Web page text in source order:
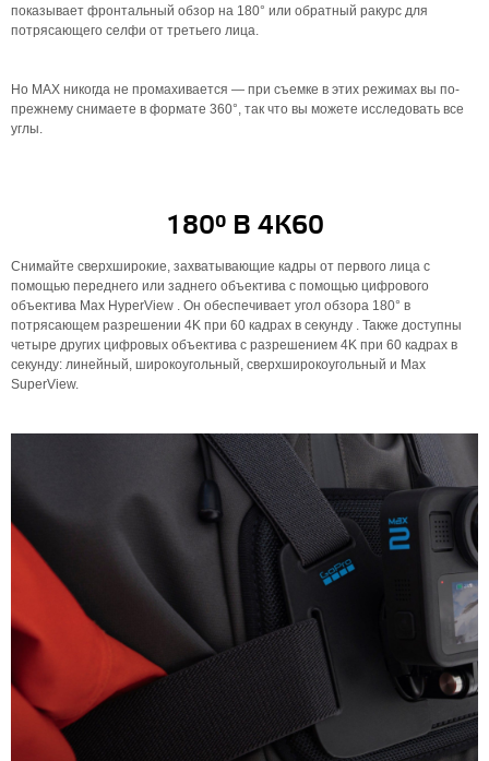
показывает фронтальный обзор на 180° или обратный ракурс для
потрясающего селфи от третьего лица.
Но MAX никогда не промахивается — при съемке в этих режимах вы по-
прежнему снимаете в формате 360°, так что вы можете исследовать все
углы.
180° В 4К60
Снимайте сверхширокие, захватывающие кадры от первого лица с
помощью переднего или заднего объектива с помощью цифрового
объектива Max HyperView . Он обеспечивает угол обзора 180° в
потрясающем разрешении 4K при 60 кадрах в секунду . Также доступны
четыре других цифровых объектива с разрешением 4K при 60 кадрах в
секунду: линейный, широкоугольный, сверхширокоугольный и Max
SuperView.